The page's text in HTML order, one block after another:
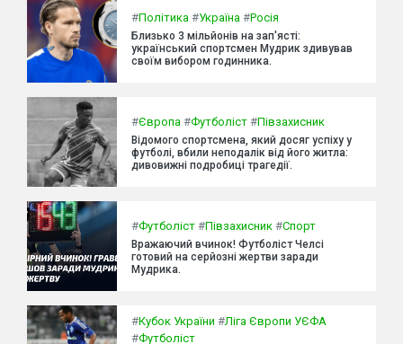
#Політика #Україна #Росія
Близько 3 мільйонів на зап'ясті:
український спортсмен Мудрик здивував
своїм вибором годинника.
#Європа #Футболіст #Півзахисник
Відомого спортсмена, який досяг успіху у
футболі, вбили неподалік від його житла:
дивовижні подробиці трагедії.
#Футболіст #Півзахисник #Спорт
Вражаючий вчинок! Футболіст Челсі
готовий на серйозні жертви заради
Мудрика.
#Кубок України #Ліга Європи УЄФА
#Футболіст